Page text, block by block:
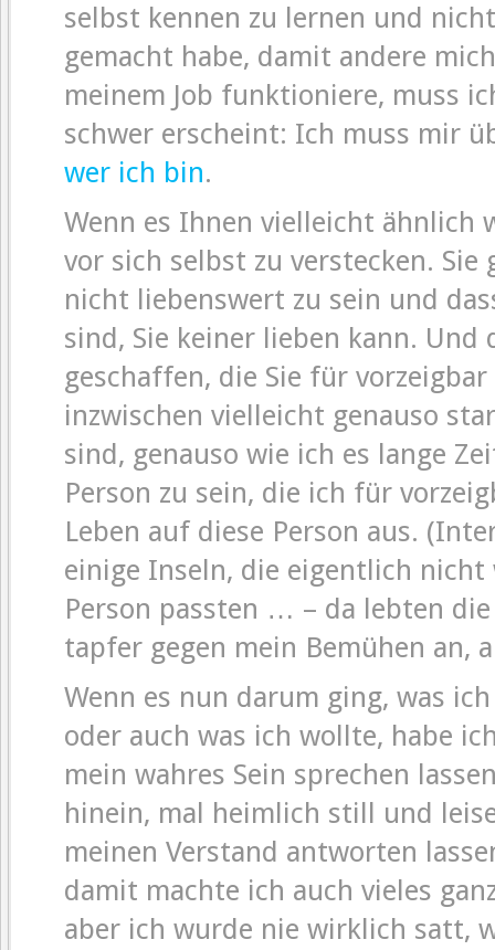
selbst kennen zu lernen und
gemacht habe, damit andere
meinem Job funktioniere, muss
schwer erscheint: Ich muss mir
wer ich bin.
Wenn es Ihnen vielleicht ähnlich
vor sich selbst zu verstecken.
nicht liebenswert zu sein und
sind, Sie keiner lieben kann. Und
geschaffen, die Sie für
inzwischen vielleicht genauso
sind, genauso wie ich es lange
Person zu sein, die ich für
Leben auf diese Person aus.
einige Inseln, die eigentlich
Person passten … – da lebten
tapfer gegen mein Bemühen an,
Wenn es nun darum ging, was
oder auch was ich wollte, habe
mein wahres Sein sprechen
hinein, mal heimlich still und
meinen Verstand antworten l
damit machte ich auch vieles
aber ich wurde nie wirklich satt,